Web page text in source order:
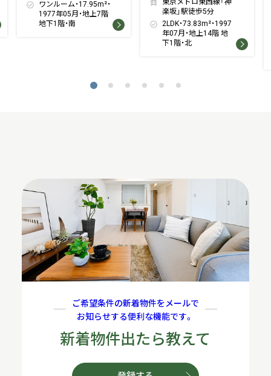
ワンルーム・17.95m²・
1977年05月・地上7階
地下1階・南
楽坂」駅徒歩5分
2LDK・73.83m²・1997
年07月・地上14階 地
下1階・北
ご希望条件の新着物件をメールで
お知らせする便利な機能です。
新着物件出たら教えて